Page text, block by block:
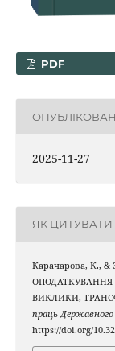
PDF
2025-11-27
ЯК ЦИТУВАТИ
Карачарова, К., &
ОПОДАТКУВАННЯ
ВИКЛИКИ,
праць
https://doi.org/